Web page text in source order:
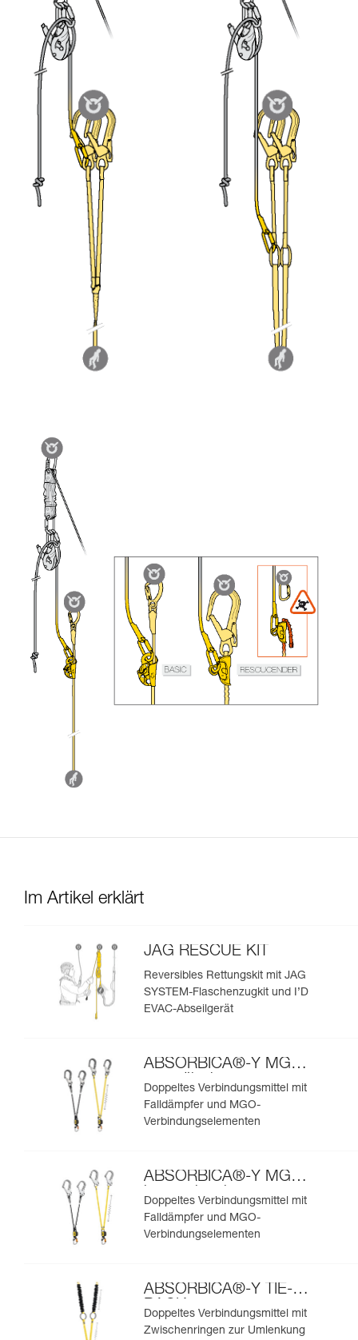
Im Artikel erklärt
JAG RESCUE KIT
Reversibles Rettungskit mit JAG
SYSTEM-Flaschenzugkit und I’D
EVAC-Abseilgerät
ABSORBICA®-Y MGO
europäische
Ausführung
Doppeltes Verbindungsmittel mit
Falldämpfer und MGO-
Verbindungselementen
ABSORBICA®-Y MGO
internationale
Ausführung
Doppeltes Verbindungsmittel mit
Falldämpfer und MGO-
Verbindungselementen
ABSORBICA®-Y TIE-
BACK
Doppeltes Verbindungsmittel mit
Zwischenringen zur Umlenkung